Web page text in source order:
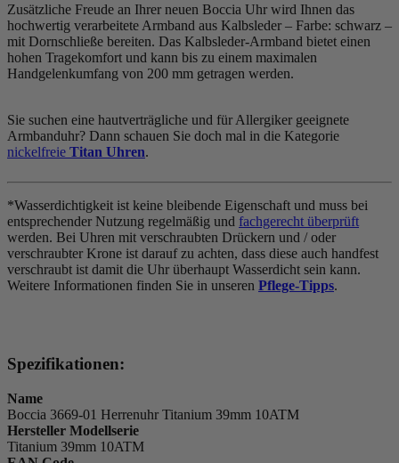
Zusätzliche Freude an Ihrer neuen Boccia Uhr wird Ihnen das
hochwertig verarbeitete Armband aus Kalbsleder – Farbe: schwarz –
mit Dornschließe bereiten. Das Kalbsleder-Armband bietet einen
hohen Tragekomfort und kann bis zu einem maximalen
Handgelenkumfang von 200 mm getragen werden.
Sie suchen eine hautverträgliche und für Allergiker geeignete
Armbanduhr? Dann schauen Sie doch mal in die Kategorie
nickelfreie Titan Uhren.
*Wasserdichtigkeit ist keine bleibende Eigenschaft und muss bei
entsprechender Nutzung regelmäßig und fachgerecht überprüft
werden. Bei Uhren mit verschraubten Drückern und / oder
verschraubter Krone ist darauf zu achten, dass diese auch handfest
verschraubt ist damit die Uhr überhaupt Wasserdicht sein kann.
Weitere Informationen finden Sie in unseren Pflege-Tipps.
Spezifikationen:
Name
Boccia 3669-01 Herrenuhr Titanium 39mm 10ATM
Hersteller Modellserie
Titanium 39mm 10ATM